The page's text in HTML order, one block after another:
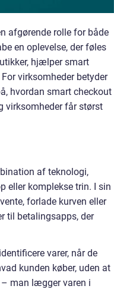
afgørende rolle for både
en oplevelse, der føles
hjælper smart
virksomheder betyder
hvordan smart checkout
virksomheder får størst
af teknologi,
eller komplekse trin. I sin
forlade kurven eller
til betalingsapps, der
varer, når de
kunden køber, uden at
– man lægger varen i